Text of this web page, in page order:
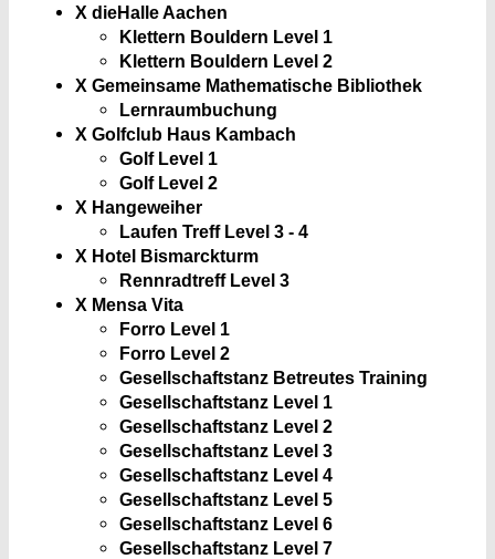
X dieHalle Aachen
Klettern Bouldern Level 1
Klettern Bouldern Level 2
X Gemeinsame Mathematische Bibliothek
Lernraumbuchung
X Golfclub Haus Kambach
Golf Level 1
Golf Level 2
X Hangeweiher
Laufen Treff Level 3 - 4
X Hotel Bismarckturm
Rennradtreff Level 3
X Mensa Vita
Forro Level 1
Forro Level 2
Gesellschaftstanz Betreutes Training
Gesellschaftstanz Level 1
Gesellschaftstanz Level 2
Gesellschaftstanz Level 3
Gesellschaftstanz Level 4
Gesellschaftstanz Level 5
Gesellschaftstanz Level 6
Gesellschaftstanz Level 7